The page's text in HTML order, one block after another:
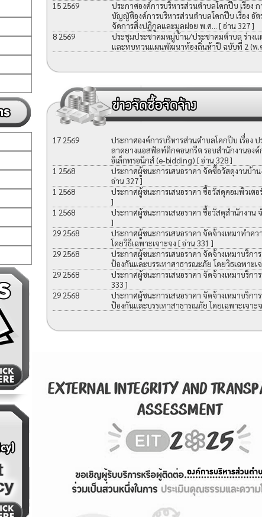
15 2569
ประกาศองค์การบริหารส่วนตำบลโคกปีบ เรื่อง
บัญญัติองค์การบริหารส่วนตำบลโคกปีบ เรื่อง อัต
จัดการสิ่งปฏิกูลและมูลฝอย พ.ศ... [ อ่าน 327 ]
8 2569
ประชุมประชาคมหมู่บ้าน/ประชาคมตำบล ร่าง
และทบทวนแผนพัฒนาท้องถิ่นห้าปี ฉบับที่ 2 (พ.
17 2569
ประกาศองค์การบริหารส่วนตำบลโคกปีบ เรื่อง
ลาดยางแอสฟัลท์ติกคอนกรีต รอบสำนักงานอง
อิเล็กทรอนิกส์ (e-bidding) [ อ่าน 328 ]
1 2568
ประกาศผู้ชนะการเสนอราคา จัดซื้อวัสดุงานบ้า
อ่าน 327 ]
1 2568
ประกาศผู้ชนะการเสนอราคา ซื้อวัสดุคอมพิวเตอ
]
1 2568
ประกาศผู้ชนะการเสนอราคา ซื้อวัสดุสำนักงาน
]
29 2568
ประกาศผู้ชนะการเสนอราคา จัดจ้างเหมาทำค
โดยวิธีเฉพาะเจาะจง [ อ่าน 331 ]
29 2568
ประกาศผู้ชนะการเสนอราคา จัดจ้างเหมาบริก
ป้องกันและบรรเทาสาธารณะภัย โดยวิธเฉพาะเ
29 2568
ประกาศผู้ชนะการเสนอราคา จัดจ้างเหมาบริกา
333 ]
29 2568
ประกาศผู้ชนะการเสนอราคา จัดจ้างเหมาบริก
ป้องกันและบรรเทาสาธารณภัย โดยเฉพาะเจาะ